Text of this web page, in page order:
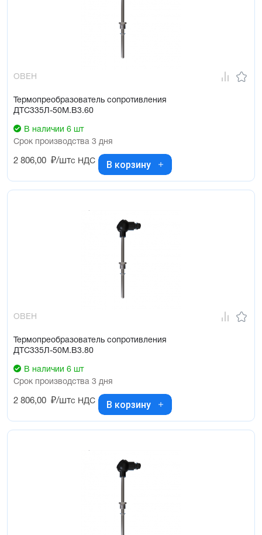
ОВЕН
Термопреобразователь сопротивления
ДТС335Л-50М.В3.60
В наличии 6 шт
Срок производства 3 дня
2 806,00 ₽/штс НДС В корзину
ОВЕН
Термопреобразователь сопротивления
ДТС335Л-50М.В3.80
В наличии 6 шт
Срок производства 3 дня
2 806,00 ₽/штс НДС В корзину